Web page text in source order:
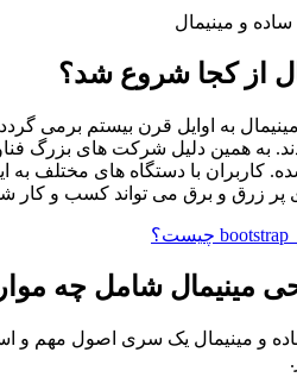
از کجا شروع شد؟
به همین دلیل شرکت های بزرگ
کاربران با دستگاه های مختلف به
پر زرق و برق می تواند کسب و کار
bootstrap چیست؟
مینیمال شامل چه
و مینیمال یک سری اصول مهم و